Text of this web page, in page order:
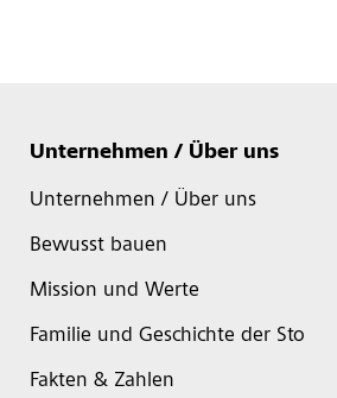
Unternehmen / Über uns
Unternehmen / Über uns
Bewusst bauen
Mission und Werte
Familie und Geschichte der Sto
Fakten & Zahlen